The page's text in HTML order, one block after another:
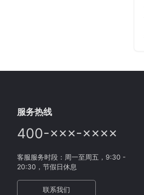
服务热线
400-×××-××××
客服服务时段：周一至周五，9:30 -
20:30，节假日休息
联系我们